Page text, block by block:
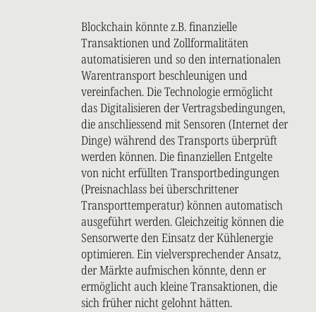
Blockchain könnte z.B. finanzielle
Transaktionen und Zollformalitäten
automatisieren und so den internationalen
Warentransport beschleunigen und
vereinfachen. Die Technologie ermöglicht
das Digitalisieren der Vertragsbedingungen,
die anschliessend mit Sensoren (Internet der
Dinge) während des Transports überprüft
werden können. Die finanziellen Entgelte
von nicht erfüllten Transportbedingungen
(Preisnachlass bei überschrittener
Transporttemperatur) können automatisch
ausgeführt werden. Gleichzeitig können die
Sensorwerte den Einsatz der Kühlenergie
optimieren. Ein vielversprechender Ansatz,
der Märkte aufmischen könnte, denn er
ermöglicht auch kleine Transaktionen, die
sich früher nicht gelohnt hätten.